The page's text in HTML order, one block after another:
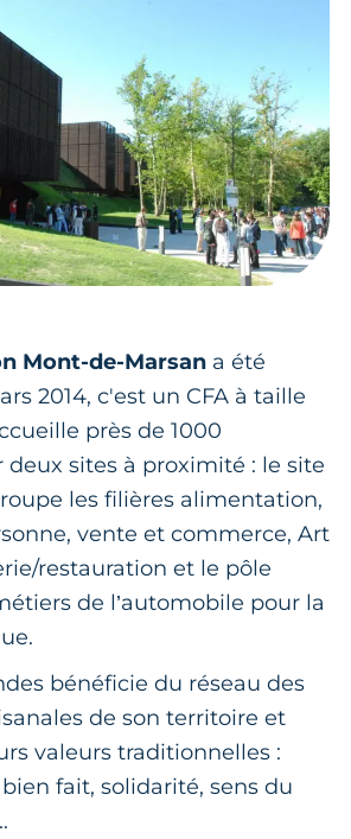
Mont-de-Marsan a été
2014, c'est un CFA à taille
près de 1000
deux sites à proximité : le site
les filières alimentation,
vente et commerce, Art
restauration et le pôle
de l’automobile pour la
bénéficie du réseau des
de son territoire et
valeurs traditionnelles :
fait, solidarité, sens du